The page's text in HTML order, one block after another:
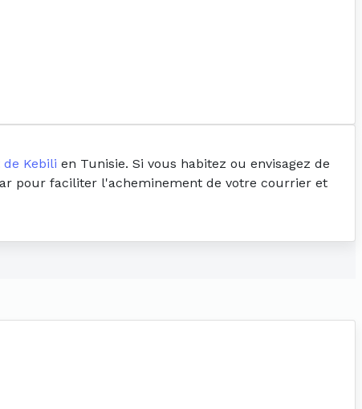
Kebili en Tunisie. Si vous habitez ou envisagez de
pour faciliter l'acheminement de votre courrier et